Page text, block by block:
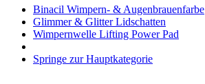
Binacil Wimpern- & Augenbrauenfarbe
Glimmer & Glitter Lidschatten
Wimpernwelle Lifting Power Pad
Springe zur Hauptkategorie